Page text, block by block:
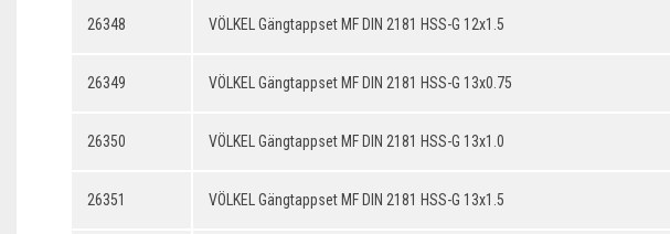
26348 VÖLKEL Gängtappset MF DIN 2181 HSS-G 12x1.5
26349 VÖLKEL Gängtappset MF DIN 2181 HSS-G 13x0.75
26350 VÖLKEL Gängtappset MF DIN 2181 HSS-G 13x1.0
26351 VÖLKEL Gängtappset MF DIN 2181 HSS-G 13x1.5